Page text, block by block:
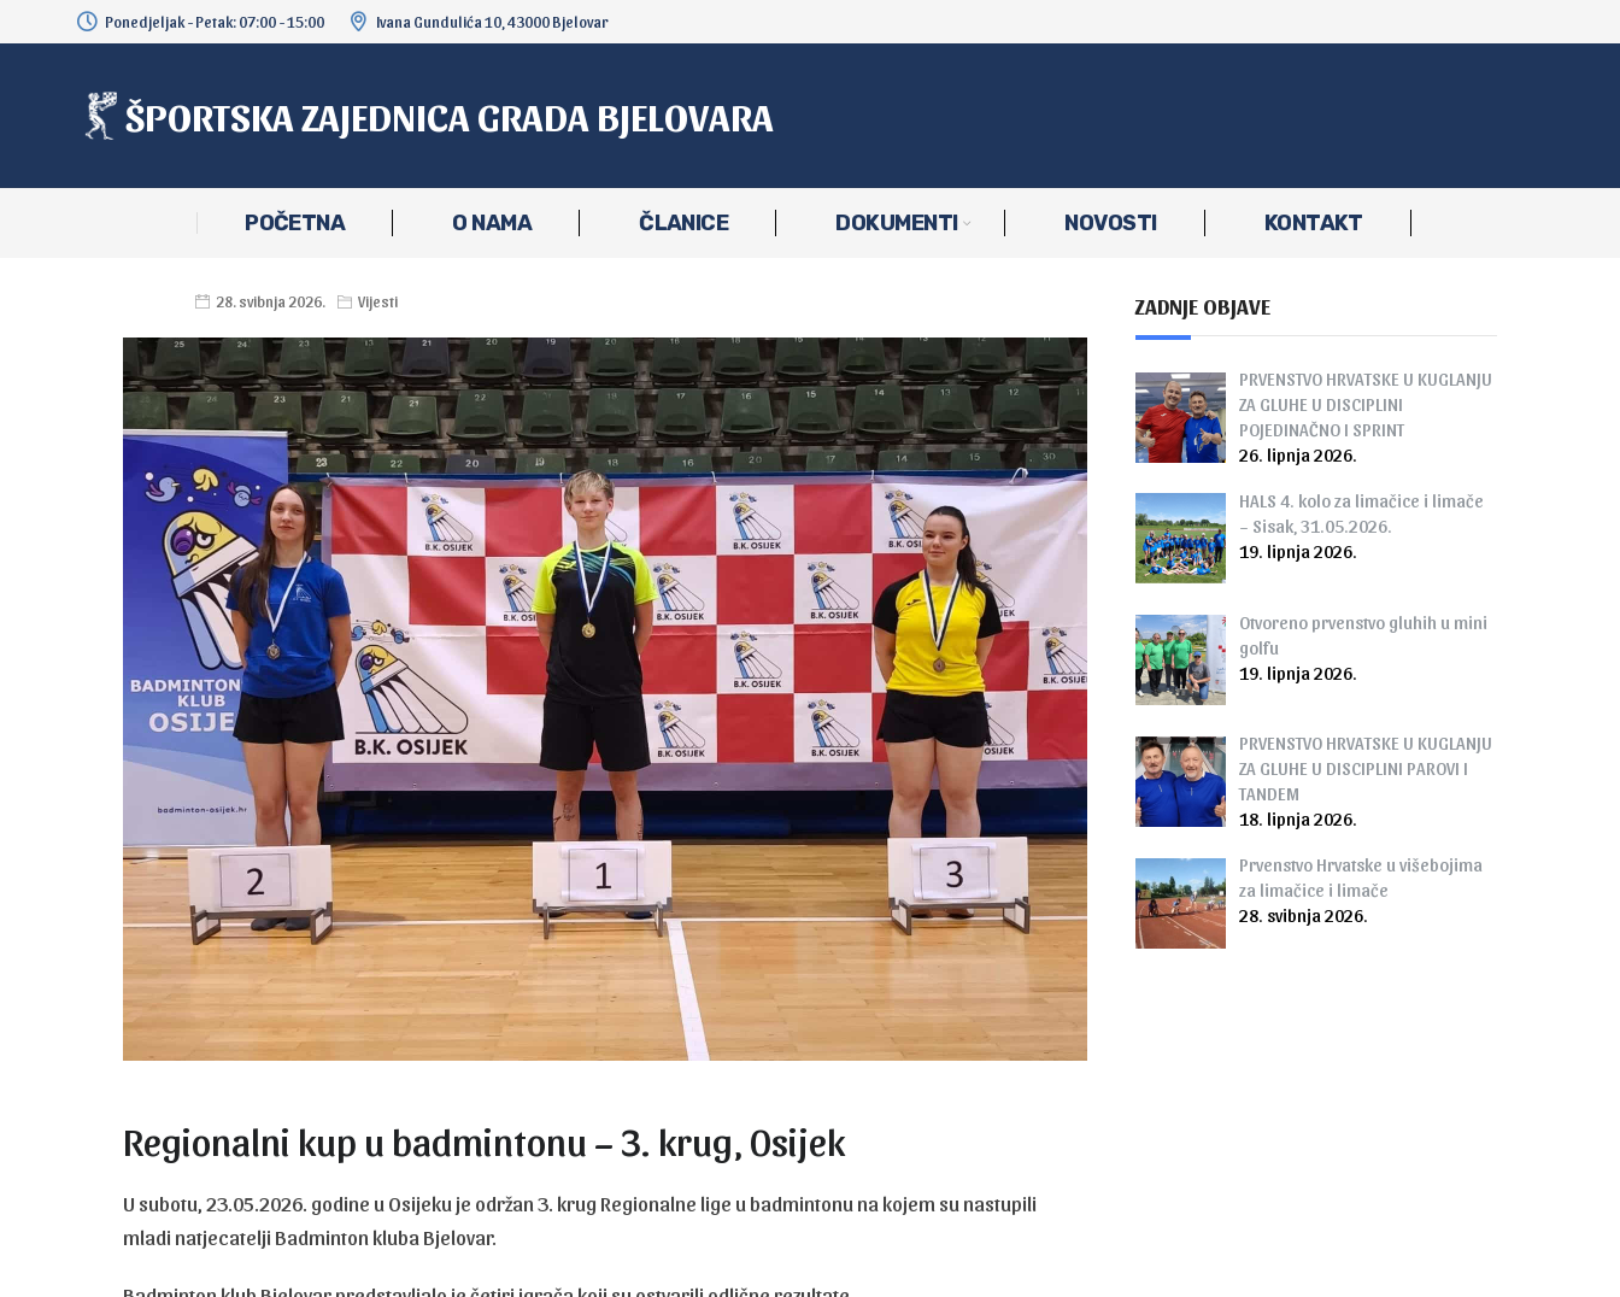
Ponedjeljak - Petak: 07:00 - 15:00 Ivana Gundulića 10, 43000 Bjelovar
ŠPORTSKA ZAJEDNICA GRADA BJELOVARA
POČETNA O NAMA ČLANICE DOKUMENTI NOVOSTI KONTAKT
28. svibnja 2026. Vijesti
Regionalni kup u badmintonu – 3. krug, Osijek
U subotu, 23.05.2026. godine u Osijeku je održan 3. krug Regionalne lige u badmintonu na kojem su nastupili
mladi natjecatelji Badminton kluba Bjelovar.
ZADNJE OBJAVE
PRVENSTVO HRVATSKE U KUGLANJU
ZA GLUHE U DISCIPLINI
POJEDINAČNO I SPRINT
26. lipnja 2026.
HALS 4. kolo za limačice i limače
– Sisak, 31.05.2026.
19. lipnja 2026.
Otvoreno prvenstvo gluhih u mini
golfu
19. lipnja 2026.
PRVENSTVO HRVATSKE U KUGLANJU
ZA GLUHE U DISCIPLINI PAROVI I
TANDEM
18. lipnja 2026.
Prvenstvo Hrvatske u višebojima
za limačice i limače
28. svibnja 2026.